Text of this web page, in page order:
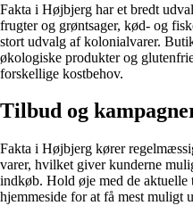
Fakta i Højbjerg har et bredt
frugter og grøntsager, kød- og
stort udvalg af kolonialvarer.
økologiske produkter og
forskellige kostbehov.
Tilbud og
Fakta i Højbjerg kører
varer, hvilket giver kunderne
indkøb. Hold øje med de
hjemmeside for at få mest muligt